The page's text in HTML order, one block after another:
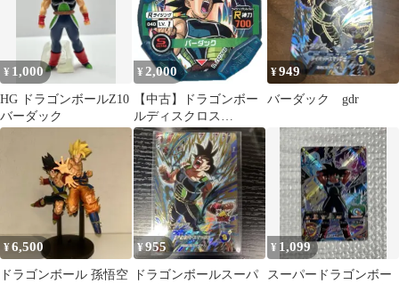
¥ 1,000
HG ドラゴンボールZ10
バーダック
¥ 2,000
【中古】ドラゴンボー
ルディスクロス
040[LV.1]：[コード保証
外]バーダック
¥949
バーダック gdr
¥6,500
ドラゴンボール 孫悟空
¥955
ドラゴンボールスーパ
¥ 1,099
スーパードラゴンボー